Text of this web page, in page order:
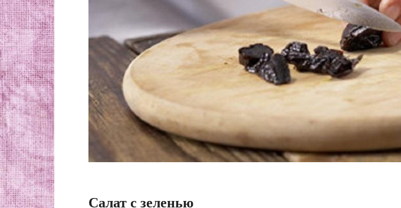
Салат с зеленью